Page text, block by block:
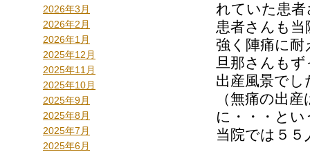
2026年3月
2026年2月
2026年1月
2025年12月
2025年11月
2025年10月
2025年9月
2025年8月
2025年7月
2025年6月
れていた患
患者さんも
強く陣痛に
旦那さんも
出産風景でし
（無痛の出
に・・・と
当院では５